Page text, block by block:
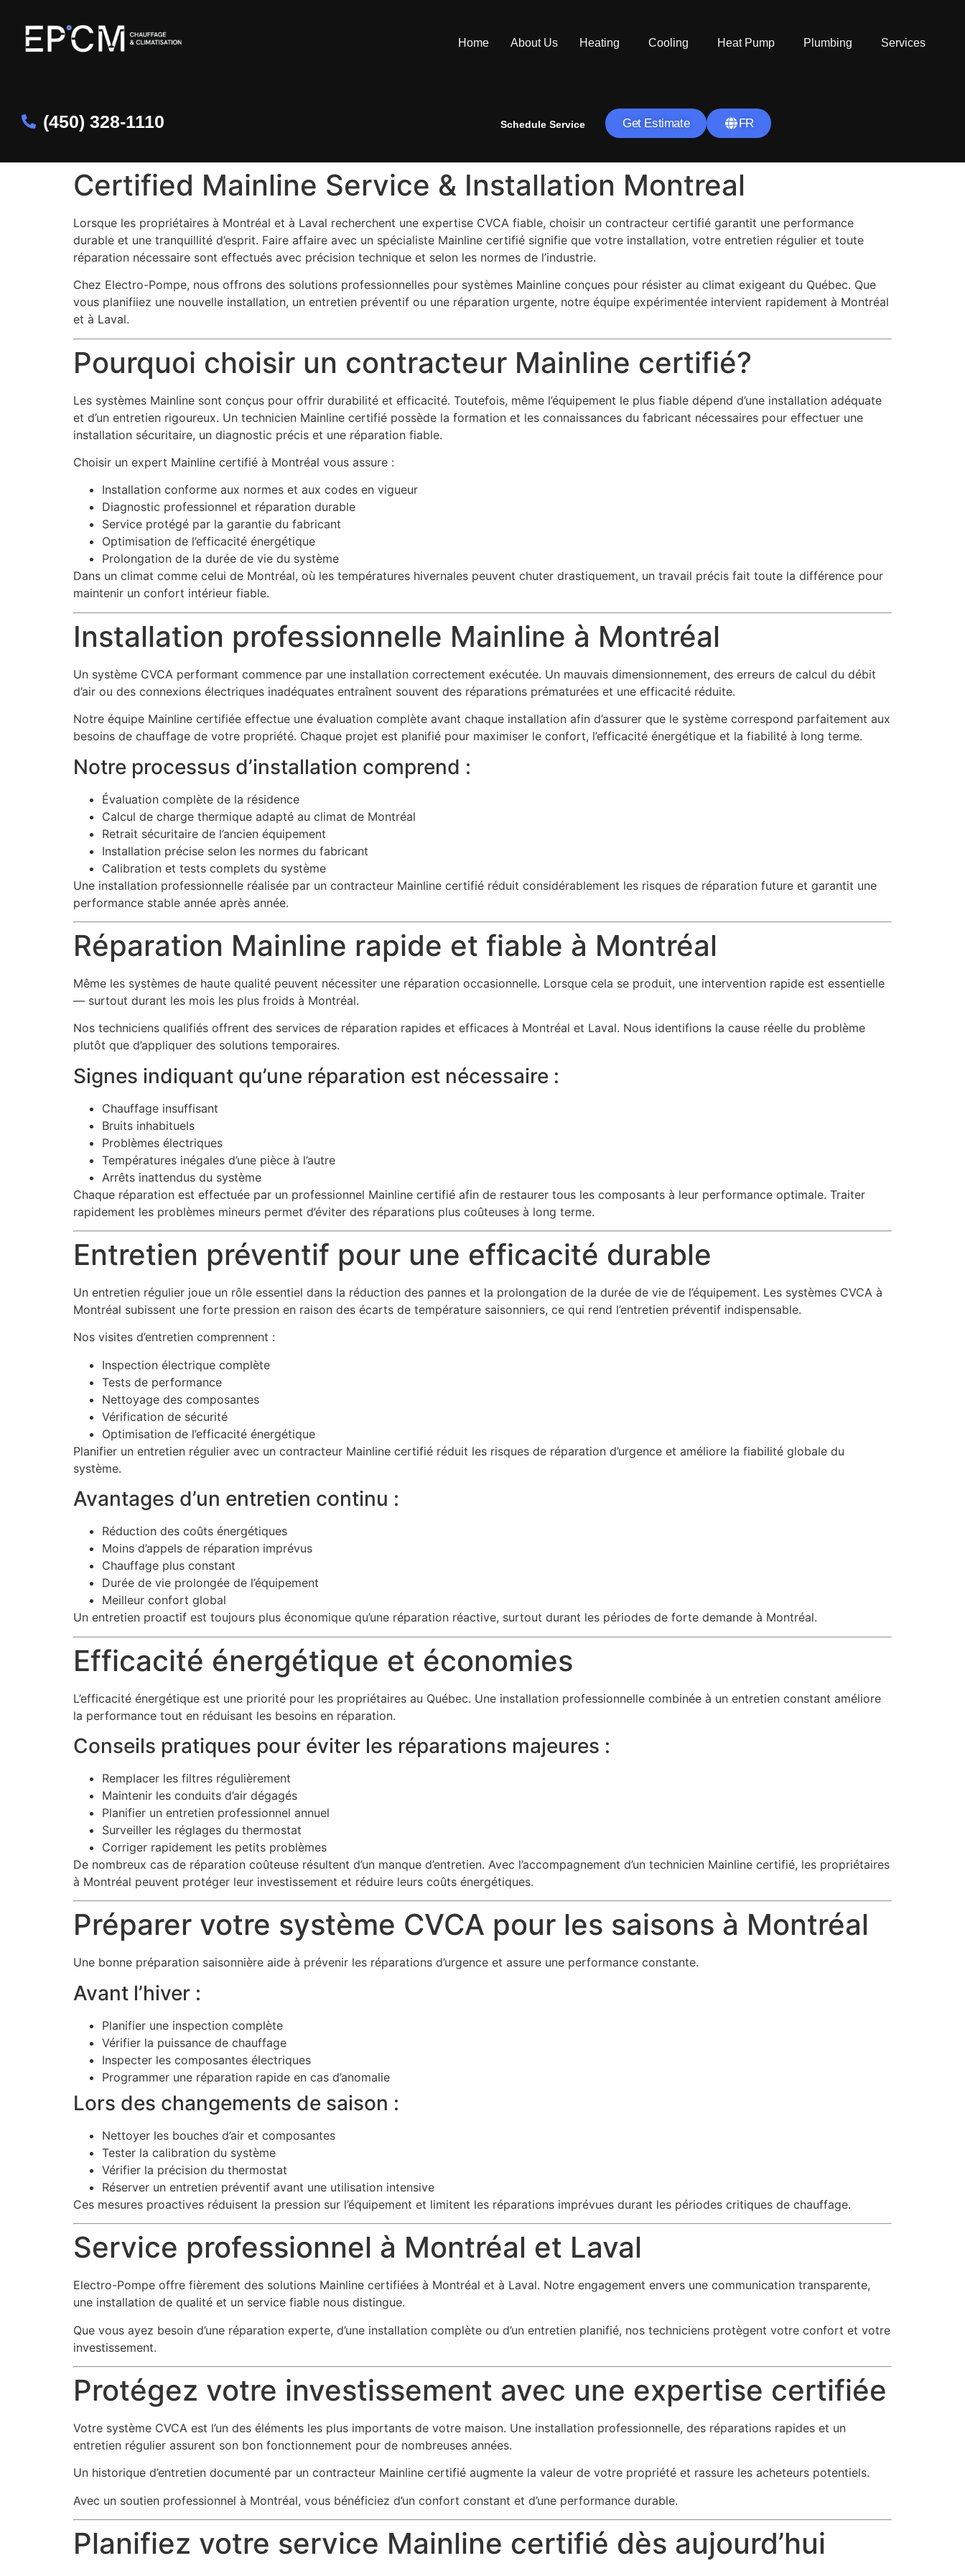
Home About Us Heating Cooling Heat Pump Plumbing Services
(450) 328-1110 Schedule Service Get Estimate FR
Certified Mainline Service & Installation Montreal
Lorsque les propriétaires à Montréal et à Laval recherchent une expertise CVCA fiable, choisir un contracteur certifié garantit une performance
durable et une tranquillité d’esprit. Faire affaire avec un spécialiste Mainline certifié signifie que votre installation, votre entretien régulier et toute
réparation nécessaire sont effectués avec précision technique et selon les normes de l’industrie.
Chez Electro-Pompe, nous offrons des solutions professionnelles pour systèmes Mainline conçues pour résister au climat exigeant du Québec. Que
vous planifiiez une nouvelle installation, un entretien préventif ou une réparation urgente, notre équipe expérimentée intervient rapidement à Montréal
et à Laval.
Pourquoi choisir un contracteur Mainline certifié?
Les systèmes Mainline sont conçus pour offrir durabilité et efficacité. Toutefois, même l’équipement le plus fiable dépend d’une installation adéquate
et d’un entretien rigoureux. Un technicien Mainline certifié possède la formation et les connaissances du fabricant nécessaires pour effectuer une
installation sécuritaire, un diagnostic précis et une réparation fiable.
Choisir un expert Mainline certifié à Montréal vous assure :
Installation conforme aux normes et aux codes en vigueur
Diagnostic professionnel et réparation durable
Service protégé par la garantie du fabricant
Optimisation de l’efficacité énergétique
Prolongation de la durée de vie du système
Dans un climat comme celui de Montréal, où les températures hivernales peuvent chuter drastiquement, un travail précis fait toute la différence pour
maintenir un confort intérieur fiable.
Installation professionnelle Mainline à Montréal
Un système CVCA performant commence par une installation correctement exécutée. Un mauvais dimensionnement, des erreurs de calcul du débit
d’air ou des connexions électriques inadéquates entraînent souvent des réparations prématurées et une efficacité réduite.
Notre équipe Mainline certifiée effectue une évaluation complète avant chaque installation afin d’assurer que le système correspond parfaitement aux
besoins de chauffage de votre propriété. Chaque projet est planifié pour maximiser le confort, l’efficacité énergétique et la fiabilité à long terme.
Notre processus d’installation comprend :
Évaluation complète de la résidence
Calcul de charge thermique adapté au climat de Montréal
Retrait sécuritaire de l’ancien équipement
Installation précise selon les normes du fabricant
Calibration et tests complets du système
Une installation professionnelle réalisée par un contracteur Mainline certifié réduit considérablement les risques de réparation future et garantit une
performance stable année après année.
Réparation Mainline rapide et fiable à Montréal
Même les systèmes de haute qualité peuvent nécessiter une réparation occasionnelle. Lorsque cela se produit, une intervention rapide est essentielle
— surtout durant les mois les plus froids à Montréal.
Nos techniciens qualifiés offrent des services de réparation rapides et efficaces à Montréal et Laval. Nous identifions la cause réelle du problème
plutôt que d’appliquer des solutions temporaires.
Signes indiquant qu’une réparation est nécessaire :
Chauffage insuffisant
Bruits inhabituels
Problèmes électriques
Températures inégales d’une pièce à l’autre
Arrêts inattendus du système
Chaque réparation est effectuée par un professionnel Mainline certifié afin de restaurer tous les composants à leur performance optimale. Traiter
rapidement les problèmes mineurs permet d’éviter des réparations plus coûteuses à long terme.
Entretien préventif pour une efficacité durable
Un entretien régulier joue un rôle essentiel dans la réduction des pannes et la prolongation de la durée de vie de l’équipement. Les systèmes CVCA à
Montréal subissent une forte pression en raison des écarts de température saisonniers, ce qui rend l’entretien préventif indispensable.
Nos visites d’entretien comprennent :
Inspection électrique complète
Tests de performance
Nettoyage des composantes
Vérification de sécurité
Optimisation de l’efficacité énergétique
Planifier un entretien régulier avec un contracteur Mainline certifié réduit les risques de réparation d’urgence et améliore la fiabilité globale du
système.
Avantages d’un entretien continu :
Réduction des coûts énergétiques
Moins d’appels de réparation imprévus
Chauffage plus constant
Durée de vie prolongée de l’équipement
Meilleur confort global
Un entretien proactif est toujours plus économique qu’une réparation réactive, surtout durant les périodes de forte demande à Montréal.
Efficacité énergétique et économies
L’efficacité énergétique est une priorité pour les propriétaires au Québec. Une installation professionnelle combinée à un entretien constant améliore
la performance tout en réduisant les besoins en réparation.
Conseils pratiques pour éviter les réparations majeures :
Remplacer les filtres régulièrement
Maintenir les conduits d’air dégagés
Planifier un entretien professionnel annuel
Surveiller les réglages du thermostat
Corriger rapidement les petits problèmes
De nombreux cas de réparation coûteuse résultent d’un manque d’entretien. Avec l’accompagnement d’un technicien Mainline certifié, les propriétaires
à Montréal peuvent protéger leur investissement et réduire leurs coûts énergétiques.
Préparer votre système CVCA pour les saisons à Montréal
Une bonne préparation saisonnière aide à prévenir les réparations d’urgence et assure une performance constante.
Avant l’hiver :
Planifier une inspection complète
Vérifier la puissance de chauffage
Inspecter les composantes électriques
Programmer une réparation rapide en cas d’anomalie
Lors des changements de saison :
Nettoyer les bouches d’air et composantes
Tester la calibration du système
Vérifier la précision du thermostat
Réserver un entretien préventif avant une utilisation intensive
Ces mesures proactives réduisent la pression sur l’équipement et limitent les réparations imprévues durant les périodes critiques de chauffage.
Service professionnel à Montréal et Laval
Electro-Pompe offre fièrement des solutions Mainline certifiées à Montréal et à Laval. Notre engagement envers une communication transparente,
une installation de qualité et un service fiable nous distingue.
Que vous ayez besoin d’une réparation experte, d’une installation complète ou d’un entretien planifié, nos techniciens protègent votre confort et votre
investissement.
Protégez votre investissement avec une expertise certifiée
Votre système CVCA est l’un des éléments les plus importants de votre maison. Une installation professionnelle, des réparations rapides et un
entretien régulier assurent son bon fonctionnement pour de nombreuses années.
Un historique d’entretien documenté par un contracteur Mainline certifié augmente la valeur de votre propriété et rassure les acheteurs potentiels.
Avec un soutien professionnel à Montréal, vous bénéficiez d’un confort constant et d’une performance durable.
Planifiez votre service Mainline certifié dès aujourd’hui